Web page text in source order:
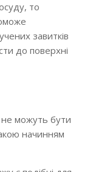
то
завитків
до поверхні
не можуть бути
начинням